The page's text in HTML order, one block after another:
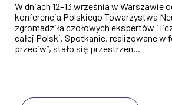
W dniach 12–13 września w Warszawie
konferencja Polskiego Towarzystwa
zgromadziła czołowych ekspertów i
całej Polski. Spotkanie, realizowane w
przeciw”, stało się przestrzen...